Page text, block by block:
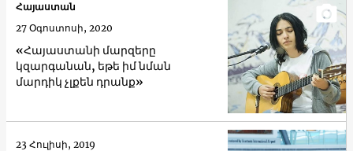
«Հայաստանի մարզերը
կզարգանան, եթե իմ նման
մարդիկ չլքեն դրանք»
Հայաստան
27 Օգոստոսի, 2020
23 Հուլիսի, 2019